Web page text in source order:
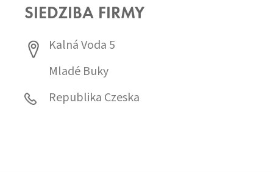
SIEDZIBA FIRMY
Kalná Voda 5
Mladé Buky
Republika Czeska